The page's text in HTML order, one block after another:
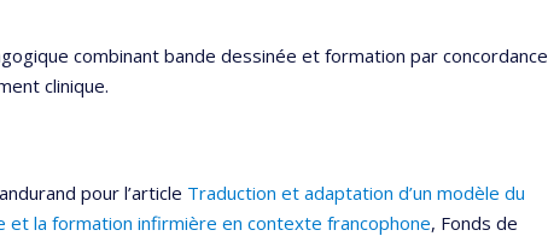
combinant bande dessinée et formation par concordance
clinique.
pour l’article Traduction et adaptation d’un modèle du
et la formation infirmière en contexte francophone, Fonds de